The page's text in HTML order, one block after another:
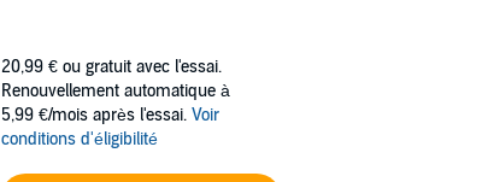
20,99 € ou gratuit avec l'essai.
Renouvellement automatique à
5,99 €/mois après l'essai. Voir
conditions d'éligibilité